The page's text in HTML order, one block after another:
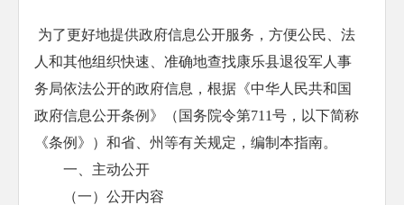
为了更好地提供政府信息公开服务，方便公民、法
人和其他组织快速、准确地查找康乐县退役军人事
务局依法公开的政府信息，根据《中华人民共和国
政府信息公开条例》（国务院令第711号，以下简称
《条例》）和省、州等有关规定，编制本指南。
一、主动公开
（一）公开内容